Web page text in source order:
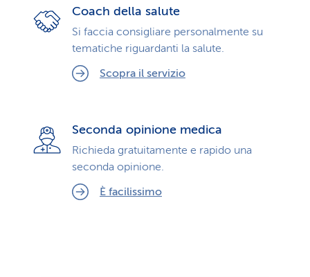
Coach della salute
Si faccia consigliare personalmente su
tematiche riguardanti la salute.
Scopra il servizio
Seconda opinione medica
Richieda gratuitamente e rapido una
seconda opinione.
È facilissimo